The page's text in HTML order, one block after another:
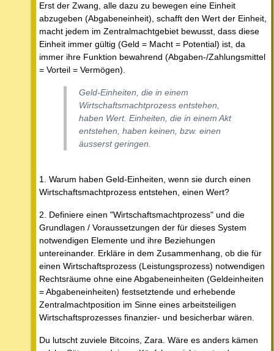
Erst der Zwang, alle dazu zu bewegen eine Einheit
abzugeben (Abgabeneinheit), schafft den Wert der Einheit,
macht jedem im Zentralmachtgebiet bewusst, dass diese
Einheit immer gültig (Geld = Macht = Potential) ist, da
immer ihre Funktion bewahrend (Abgaben-/Zahlungsmittel
= Vorteil = Vermögen).
Geld-Einheiten, die in einem
Wirtschaftsmachtprozess entstehen,
haben Wert. Einheiten, die in einem Akt
entstehen, haben keinen, bzw. einen
äusserst geringen.
1. Warum haben Geld-Einheiten, wenn sie durch einen
Wirtschaftsmachtprozess entstehen, einen Wert?
2. Definiere einen "Wirtschaftsmachtprozess" und die
Grundlagen / Voraussetzungen der für dieses System
notwendigen Elemente und ihre Beziehungen
untereinander. Erkläre in dem Zusammenhang, ob die für
einen Wirtschaftsprozess (Leistungsprozess) notwendigen
Rechtsräume ohne eine Abgabeneinheiten (Geldeinheiten
= Abgabeneinheiten) festsetztende und erhebende
Zentralmachtposition im Sinne eines arbeitsteiligen
Wirtschaftsprozesses finanzier- und besicherbar wären.
Du lutscht zuviele Bitcoins, Zara. Wäre es anders kämen